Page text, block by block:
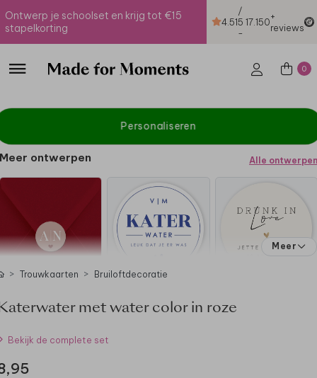
Ontwerp je schoolset en krijg tot €15
stapelkorting
4.51
/
5
-
17.150+
reviews
0
Personaliseren
Meer ontwerpen Alle ontwerpen
Meer
Trouwkaarten Bruiloftdecoratie
met water color in roze
Bekijk de complete set